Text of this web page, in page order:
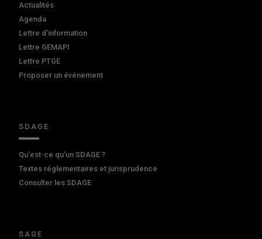
Actualités
Agenda
Lettre d'information
Lettre GEMAPI
Lettre PTGE
Proposer un événement
SDAGE
Qu'est-ce qu'un SDAGE ?
Textes réglementaires et jurisprudence
Consulter les SDAGE
SAGE